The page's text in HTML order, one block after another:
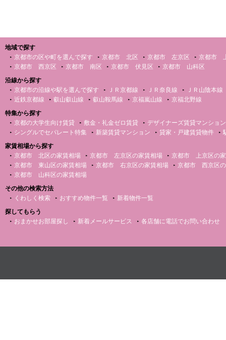
地域で探す
京都市の区や町を選んで探す
京都市 北区 京都市 左京区
京都市
京都市 西京区
京都市 南区 京都市 伏見区
京都市 山科区
沿線から探す
京都市の沿線や駅を選んで探す
ＪＲ京都線 ＪＲ奈良線
ＪＲ山陰本線
近鉄京都線
叡山叡山線 叡山鞍馬線 京福嵐山線
京福北野線
特集から探す
京都の大学生向け賃貸
敷金・礼金ゼロ賃貸
デザイナーズ賃貸マンション
シングルでセパレート特集
新築賃貸マンション 貸家・戸建賃貸物件
家賃相場から探す
京都市 北区の家賃相場
京都市 左京区の家賃相場
京都市 上京区の
京都市 東山区の家賃相場
京都市 右京区の家賃相場
京都市 西京区
京都市 山科区の家賃相場
その他の検索方法
くわしく検索
おすすめ物件一覧
新着物件一覧
探してもらう
おまかせお部屋探し
新着メールサービス 各店舗に電話でお問い合わせ